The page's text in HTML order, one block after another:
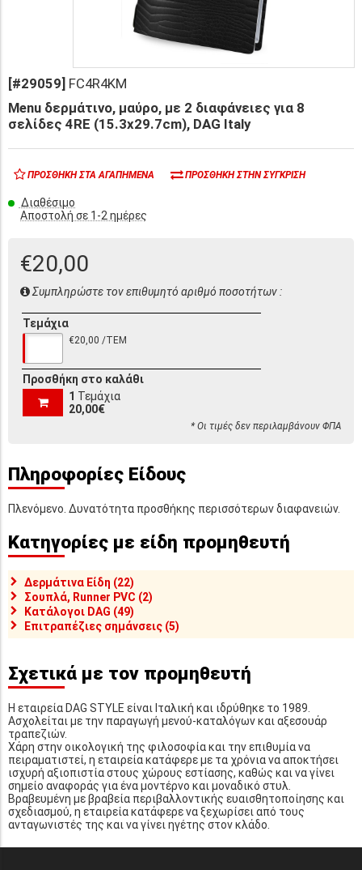
[#29059] FC4R4KM
Menu δερμάτινο, μαύρο, με 2 διαφάνειες για 8
σελίδες 4RE (15.3x29.7cm), DAG Italy
ΠΡΟΣΘΉΚΗ ΣΤΑ ΑΓΑΠΗΜΈΝΑ ΠΡΟΣΘΉΚΗ ΣΤΗΝ ΣΎΓΚΡΙΣΗ
Διαθέσιμο
Αποστολή σε 1-2 ημέρες
€20,00
Συμπληρώστε τον επιθυμητό αριθμό ποσοτήτων :
Τεμάχια
€20,00 /ΤΕΜ
Προσθήκη στο καλάθι
1 Τεμάχια
20,00€
* Οι τιμές δεν περιλαμβάνουν ΦΠΑ
Πληροφορίες Είδους
Πλενόμενο. Δυνατότητα προσθήκης περισσότερων διαφανειών.
Κατηγορίες με είδη προμηθευτή
Δερμάτινα Είδη (22)
Σουπλά, Runner PVC (2)
Κατάλογοι DAG (49)
Επιτραπέζιες σημάνσεις (5)
Σχετικά με τον προμηθευτή
Η εταιρεία DAG STYLE είναι Ιταλική και ιδρύθηκε το 1989.
Ασχολείται με την παραγωγή μενού-καταλόγων και αξεσουάρ
τραπεζιών.
Χάρη στην οικολογική της φιλοσοφία και την επιθυμία να
πειραματιστεί, η εταιρεία κατάφερε με τα χρόνια να αποκτήσει
ισχυρή αξιοπιστία στους χώρους εστίασης, καθώς και να γίνει
σημείο αναφοράς για ένα μοντέρνο και μοναδικό στυλ.
Βραβευμένη με βραβεία περιβαλλοντικής ευαισθητοποίησης και
σχεδιασμού, η εταιρεία κατάφερε να ξεχωρίσει από τους
ανταγωνιστές της και να γίνει ηγέτης στον κλάδο.